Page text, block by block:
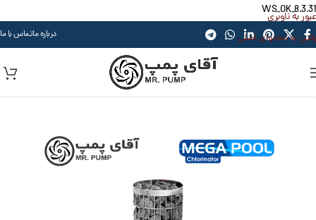
WS_OK_8.3.31
عبور به ناوبری
رفتن به محتوای اصلی
درباره ماتماس با ما